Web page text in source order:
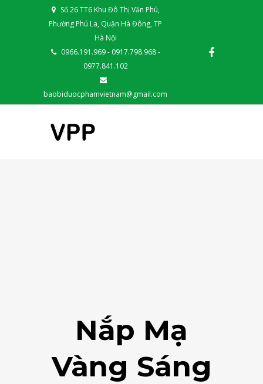
Số 26 TT6 Khu Đô Thị Văn Phú,
Phường Phú La, Quận Hà Đông, TP
Hà Nội
0966.191.969 - 0917.798.968 -
0977.841.102
baobiduocphamvietnam@gmail.com
Nắp Mạ
Vàng Sáng